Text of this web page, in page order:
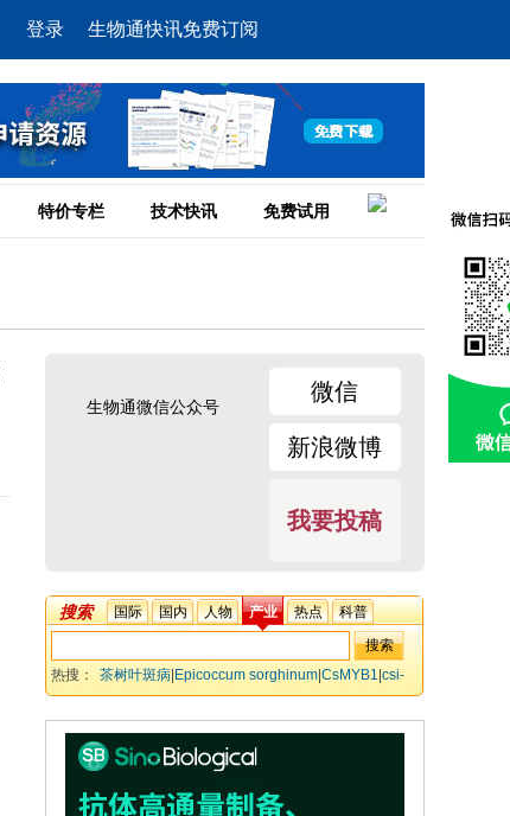
登录 生物通快讯免费订阅
特价专栏 技术快讯 免费试用
生物通微信公众号
微信
新浪微博
我要投稿
搜索 国际 国内 人物 产业 热点 科普
热搜： 茶树叶斑病 Epicoccum sorghinum CsMYB1 csi-